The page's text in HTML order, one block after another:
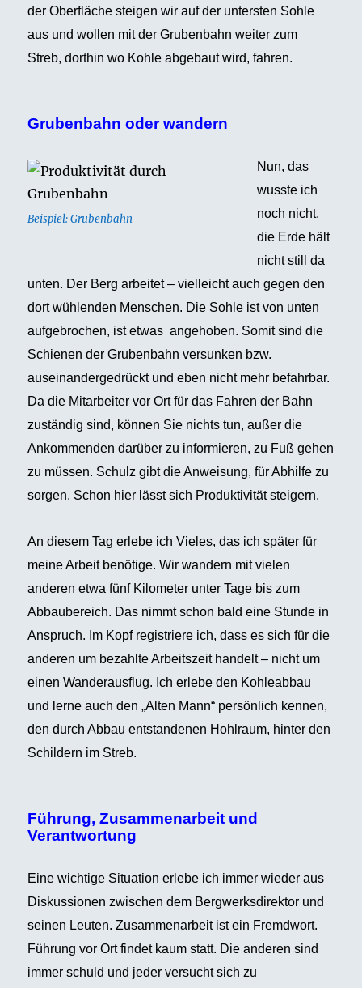
der Oberfläche steigen wir auf der untersten Sohle
aus und wollen mit der Grubenbahn weiter zum
Streb, dorthin wo Kohle abgebaut wird, fahren.
Grubenbahn oder wandern
Beispiel: Grubenbahn
Nun, das
wusste ich
noch nicht,
die Erde hält
nicht still da
unten. Der Berg arbeitet – vielleicht auch gegen den
dort wühlenden Menschen. Die Sohle ist von unten
aufgebrochen, ist etwas angehoben. Somit sind die
Schienen der Grubenbahn versunken bzw.
auseinandergedrückt und eben nicht mehr befahrbar.
Da die Mitarbeiter vor Ort für das Fahren der Bahn
zuständig sind, können Sie nichts tun, außer die
Ankommenden darüber zu informieren, zu Fuß gehen
zu müssen. Schulz gibt die Anweisung, für Abhilfe zu
sorgen. Schon hier lässt sich Produktivität steigern.
An diesem Tag erlebe ich Vieles, das ich später für
meine Arbeit benötige. Wir wandern mit vielen
anderen etwa fünf Kilometer unter Tage bis zum
Abbaubereich. Das nimmt schon bald eine Stunde in
Anspruch. Im Kopf registriere ich, dass es sich für die
anderen um bezahlte Arbeitszeit handelt – nicht um
einen Wanderausflug. Ich erlebe den Kohleabbau
und lerne auch den „Alten Mann“ persönlich kennen,
den durch Abbau entstandenen Hohlraum, hinter den
Schildern im Streb.
Führung, Zusammenarbeit und
Verantwortung
Eine wichtige Situation erlebe ich immer wieder aus
Diskussionen zwischen dem Bergwerksdirektor und
seinen Leuten. Zusammenarbeit ist ein Fremdwort.
Führung vor Ort findet kaum statt. Die anderen sind
immer schuld und jeder versucht sich zu